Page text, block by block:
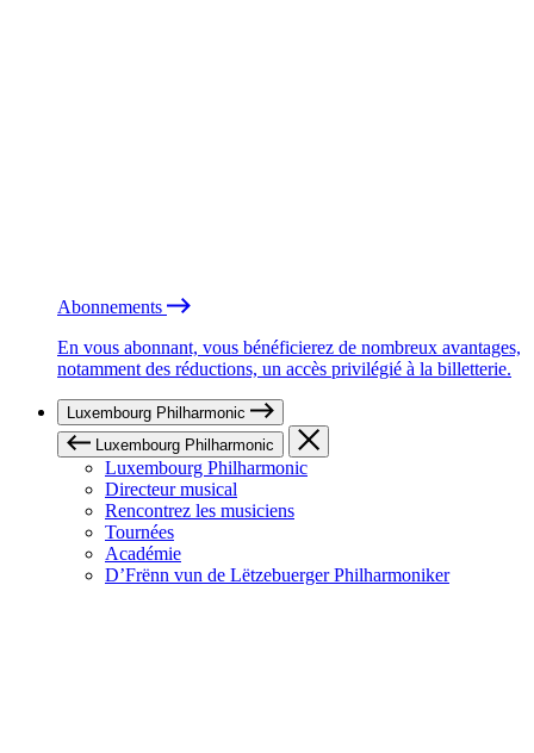
Abonnements
En vous abonnant, vous bénéficierez de nombreux avantages,
notamment des réductions, un accès privilégié à la billetterie.
Luxembourg Philharmonic
Luxembourg Philharmonic
Luxembourg Philharmonic
Directeur musical
Rencontrez les musiciens
Tournées
Académie
D’Frënn vun de Lëtzebuerger Philharmoniker